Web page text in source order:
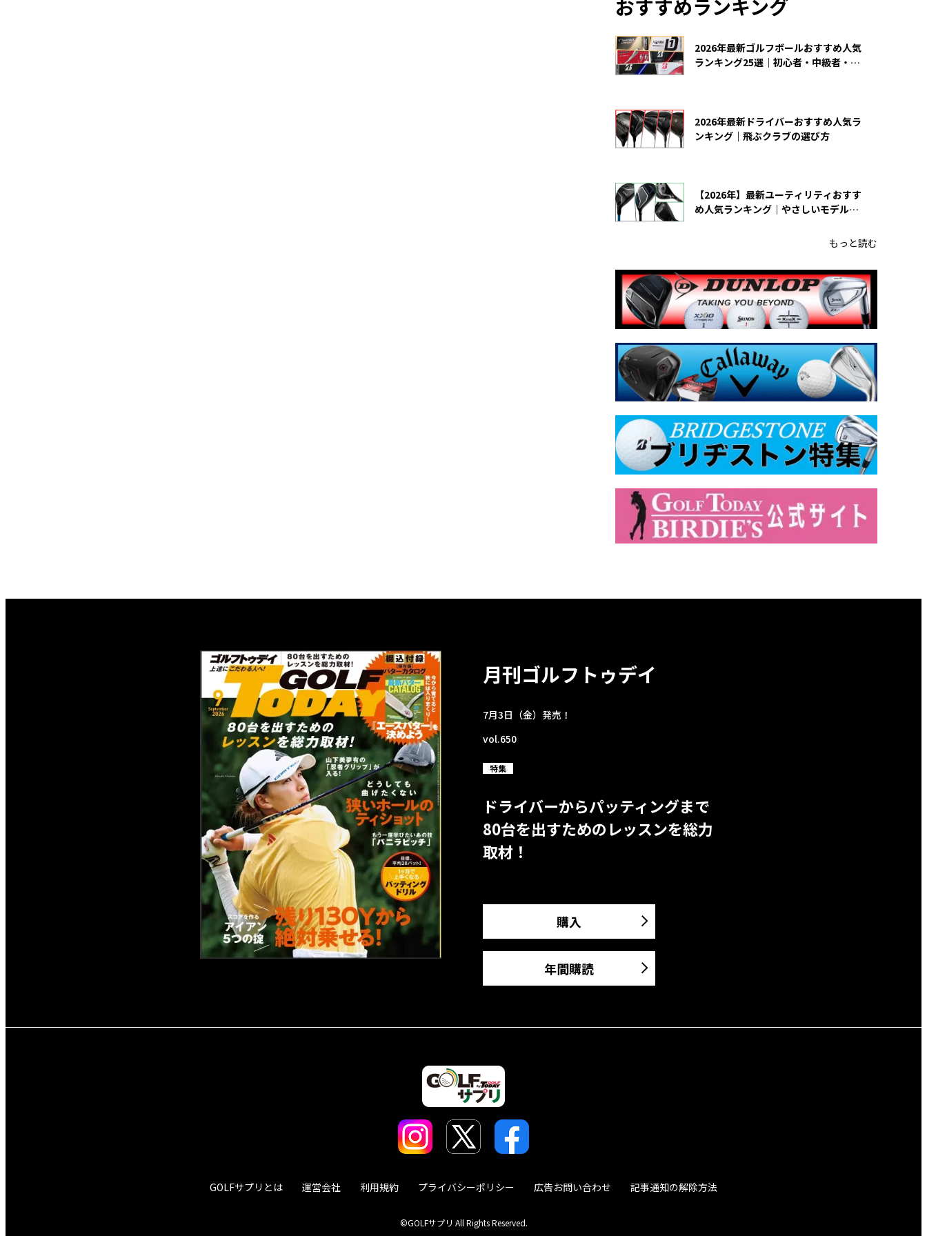
おすすめランキング
2026年最新ゴルフボールおすすめ人気
ランキング25選｜初心者・中級者・上
2026年最新ドライバーおすすめ人気ラ
ンキング｜飛ぶクラブの選び方
【2026年】最新ユーティリティおすす
め人気ランキング｜やさしいモデルの
もっと読む
月刊ゴルフトゥデイ
7月3日（金）発売！
vol.650
特集
ドライバーからパッティングまで
80台を出すためのレッスンを総力
取材！
購入
年間購読
GOLFサプリとは 運営会社 利用規約 プライバシーポリシー 広告お問い合わせ 記事通知の解除方法
©GOLFサプリ All Rights Reserved.